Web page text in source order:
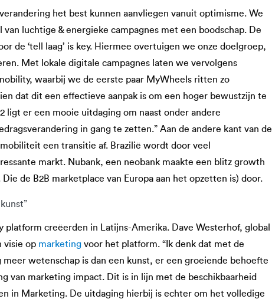
het best kunnen aanvliegen vanuit optimisme. We
luchtige & energieke campagnes met een boodschap. De
de ‘tell laag’ is key. Hiermee overtuigen we onze doelgroep,
Met lokale digitale campagnes laten we vervolgens
waarbij we de eerste paar MyWheels ritten zo
dat dit een effectieve aanpak is om een hoger bewustzijn te
ligt er een mooie uitdaging om naast onder andere
in gang te zetten.” Aan de andere kant van de
een transitie af. Brazilië wordt door veel
markt. Nubank, een neobank maakte een blitz growth
de B2B marketplace van Europa aan het opzetten is) door.
platform creëerden in Latijns-Amerika. Dave Westerhof, global
visie op marketing voor het platform. “Ik denk dat met de
wetenschap is dan een kunst, er een groeiende behoefte
van marketing impact. Dit is in lijn met de beschikbaarheid
in Marketing. De uitdaging hierbij is echter om het volledige